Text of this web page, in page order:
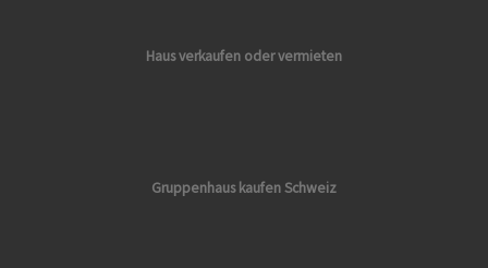
Haus verkaufen oder vermieten
Gruppenhaus kaufen Schweiz